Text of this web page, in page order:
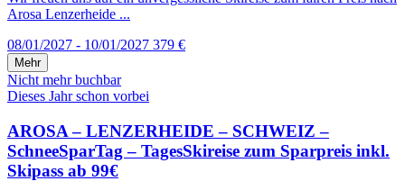
Arosa Lenzerheide ...
08/01/2027 - 10/01/2027 379 €
Mehr
Nicht mehr buchbar
Dieses Jahr schon vorbei
AROSA – LENZERHEIDE – SCHWEIZ –
SchneeSparTag – TagesSkireise zum Sparpreis inkl.
Skipass ab 99€